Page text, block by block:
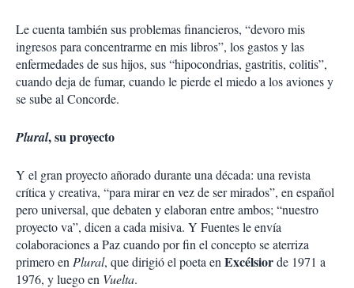
Le cuenta también sus problemas financieros, “devoro mis
ingresos para concentrarme en mis libros”, los gastos y las
enfermedades de sus hijos, sus “hipocondrias, gastritis, colitis”,
cuando deja de fumar, cuando le pierde el miedo a los aviones y
se sube al Concorde.
Plural, su proyecto
Y el gran proyecto añorado durante una década: una revista
crítica y creativa, “para mirar en vez de ser mirados”, en español
pero universal, que debaten y elaboran entre ambos; “nuestro
proyecto va”, dicen a cada misiva. Y Fuentes le envía
colaboraciones a Paz cuando por fin el concepto se aterriza
primero en Plural, que dirigió el poeta en Excélsiorde 1971 a
1976, y luego en Vuelta.